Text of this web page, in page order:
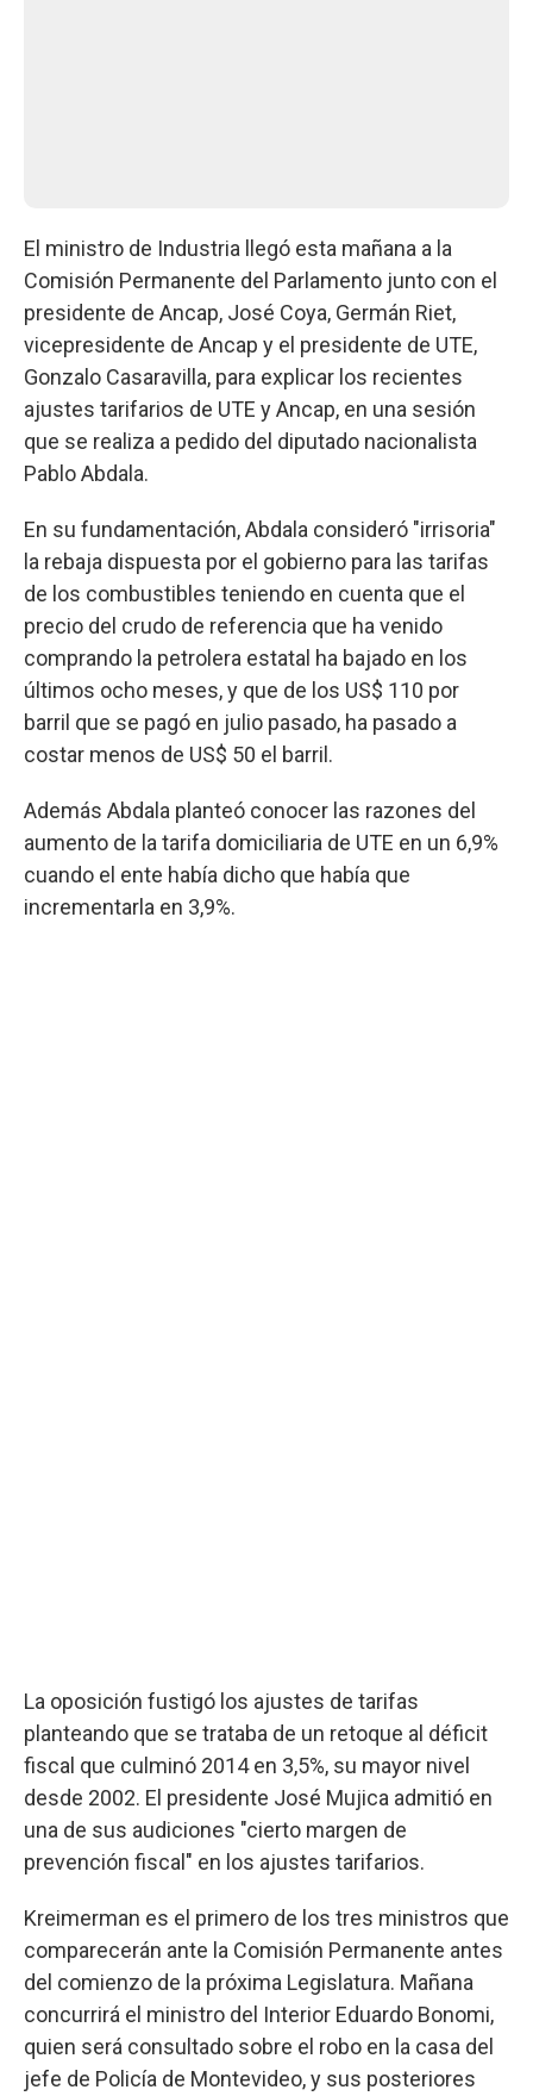
El ministro de Industria llegó esta mañana a la
Comisión Permanente del Parlamento junto con el
presidente de Ancap, José Coya, Germán Riet,
vicepresidente de Ancap y el presidente de UTE,
Gonzalo Casaravilla, para explicar los recientes
ajustes tarifarios de UTE y Ancap, en una sesión
que se realiza a pedido del diputado nacionalista
Pablo Abdala.
En su fundamentación, Abdala consideró "irrisoria"
la rebaja dispuesta por el gobierno para las tarifas
de los combustibles teniendo en cuenta que el
precio del crudo de referencia que ha venido
comprando la petrolera estatal ha bajado en los
últimos ocho meses, y que de los US$ 110 por
barril que se pagó en julio pasado, ha pasado a
costar menos de US$ 50 el barril.
Además Abdala planteó conocer las razones del
aumento de la tarifa domiciliaria de UTE en un 6,9%
cuando el ente había dicho que había que
incrementarla en 3,9%.
La oposición fustigó los ajustes de tarifas
planteando que se trataba de un retoque al déficit
fiscal que culminó 2014 en 3,5%, su mayor nivel
desde 2002. El presidente José Mujica admitió en
una de sus audiciones "cierto margen de
prevención fiscal" en los ajustes tarifarios.
Kreimerman es el primero de los tres ministros que
comparecerán ante la Comisión Permanente antes
del comienzo de la próxima Legislatura. Mañana
concurrirá el ministro del Interior Eduardo Bonomi,
quien será consultado sobre el robo en la casa del
jefe de Policía de Montevideo, y sus posteriores